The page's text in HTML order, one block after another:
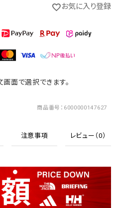
お気に入り登録
面で選択できます。
商品番号 6000000147627
注意事項 レビュー（0）